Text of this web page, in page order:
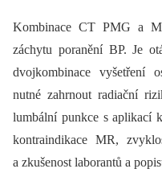
Kombinace CT PMG a
záchytu poranění BP. Je
dvojkombinace vyšetření
nutné zahrnout radiační
lumbální punkce s aplikací
kontraindikace MR,
a zkušenost laborantů a